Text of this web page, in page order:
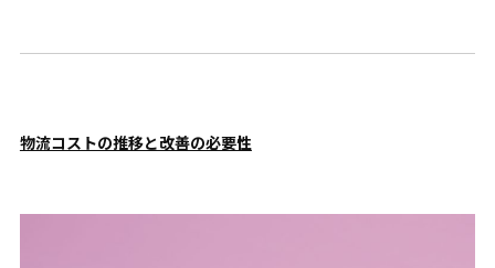
物流コストの推移と改善の必要性